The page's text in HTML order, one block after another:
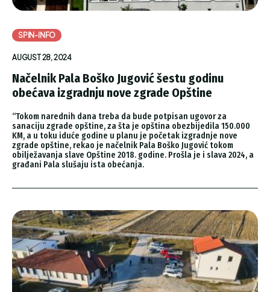
SPIN-INFO
AUGUST 28, 2024
Načelnik Pala Boško Jugović šestu godinu
obećava izgradnju nove zgrade Opštine
“Tokom narednih dana treba da bude potpisan ugovor za
sanaciju zgrade opštine, za šta je opština obezbijedila 150.000
KM, a u toku iduće godine u planu je početak izgradnje nove
zgrade opštine, rekao je načelnik Pala Boško Jugović tokom
obilježavanja slave Opštine 2018. godine. Prošla je i slava 2024, a
građani Pala slušaju ista obećanja.